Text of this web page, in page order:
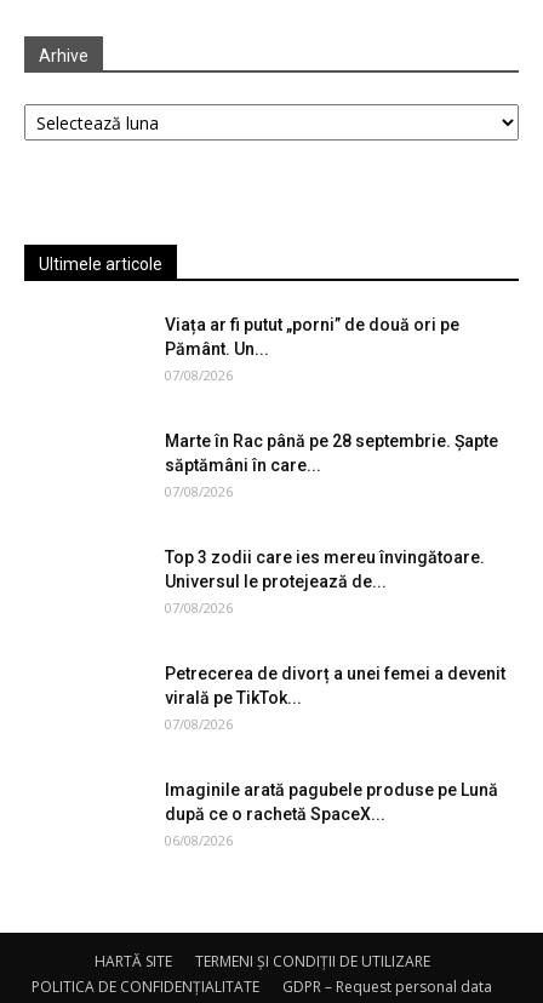
Arhive
Arhive
Ultimele articole
Viața ar fi putut „porni” de două ori pe
Pământ. Un...
07/08/2026
Marte în Rac până pe 28 septembrie. Șapte
săptămâni în care...
07/08/2026
Top 3 zodii care ies mereu învingătoare.
Universul le protejează de...
07/08/2026
Petrecerea de divorț a unei femei a devenit
virală pe TikTok...
07/08/2026
Imaginile arată pagubele produse pe Lună
după ce o rachetă SpaceX...
06/08/2026
HARTĂ SITE
TERMENI ȘI CONDIȚII DE UTILIZARE
POLITICA DE CONFIDENȚIALITATE
GDPR – Request personal data